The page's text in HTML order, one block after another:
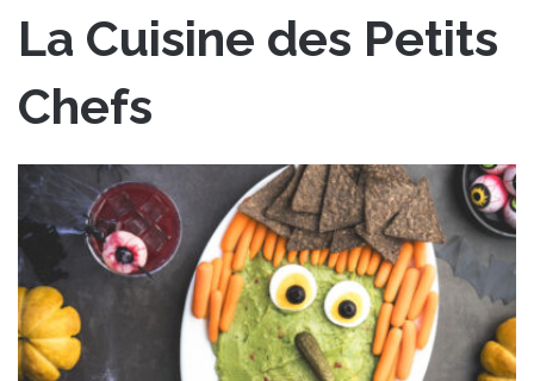
La Cuisine des Petits
Chefs